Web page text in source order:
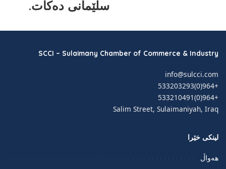
سلێمانی دەکات.
SCCI – Sulaimany Chamber of Commerce & Industry
info@sulcci.com
+964(0)533203293
+964(0)533210491
Salim Street, Sulaimaniyah, Iraq
لینکی خێرا
هەواڵ